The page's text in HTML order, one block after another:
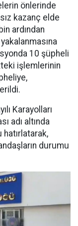
önlerinde
kazanç elde
ardından
10 şüpheli
işlemlerinin
Karayolları
adı altında
hatırlatarak,
durumu